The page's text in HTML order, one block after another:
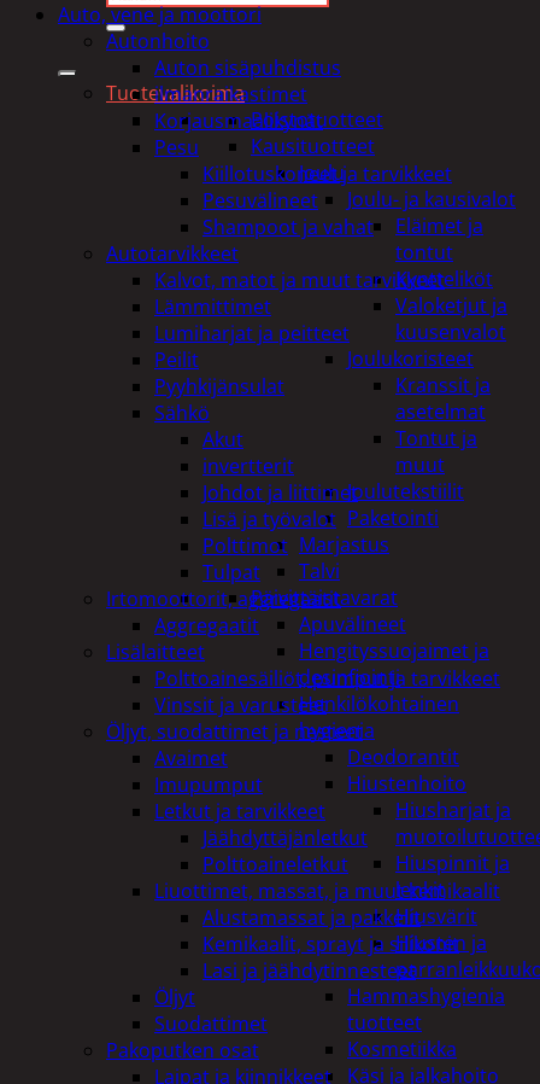
Tuotevalikoima
Poistotuotteet
Kausituotteet
Joulu
Joulu- ja kausivalot
Eläimet ja
tontut
Kyntteliköt
Valoketjut ja
kuusenvalot
Joulukoristeet
Kranssit ja
asetelmat
Tontut ja
muut
Joulutekstiilit
Paketointi
Marjastus
Talvi
Päivittäistavarat
Apuvälineet
Hengityssuojaimet ja
desinfiointi
Henkilökohtainen
hygienia
Deodorantit
Hiustenhoito
Hiusharjat ja
Hiuspinnit ja
lenkit
Hiusvärit
Hiusten ja
Hammashygienia
tuotteet
Kosmetiikka
Käsi ja jalkahoito
Auto, vene ja moottori
Autonhoito
Auton sisäpuhdistus
ilmanraikastimet
Korjausmaalikynät
Pesu
Kiillotuskoneet ja tarvikkeet
Pesuvälineet
Shampoot ja vahat
Autotarvikkeet
Kalvot, matot ja muut tarvikkeet
Lämmittimet
Lumiharjat ja peitteet
Peilit
Pyyhkijänsulat
Sähkö
Akut
invertterit
Johdot ja liittimet
Lisä ja työvalot
Polttimot
Tulpat
Irtomoottorit, aggregaatit
Aggregaatit
Lisälaitteet
Polttoainesäiliöt, pumput ja tarvikkeet
Vinssit ja varusteet
Öljyt, suodattimet ja nesteet
Avaimet
Imupumput
Letkut ja tarvikkeet
Jäähdyttäjänletkut
Polttoaineletkut
Liuottimet, massat, ja muut kemikaalit
Alustamassat ja pakkelit
Kemikaalit, sprayt ja silikonit
Lasi ja jäähdytinnesteet
Öljyt
Suodattimet
Pakoputken osat
Laipat ja kiinnikkeet